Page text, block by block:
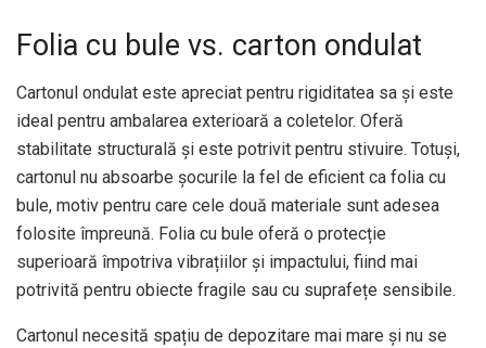
Folia cu bule vs. carton ondulat
Cartonul ondulat este apreciat pentru rigiditatea sa și este
ideal pentru ambalarea exterioară a coletelor. Oferă
stabilitate structurală și este potrivit pentru stivuire. Totuși,
cartonul nu absoarbe șocurile la fel de eficient ca folia cu
bule, motiv pentru care cele două materiale sunt adesea
folosite împreună. Folia cu bule oferă o protecție
superioară împotriva vibrațiilor și impactului, fiind mai
potrivită pentru obiecte fragile sau cu suprafețe sensibile.
Cartonul necesită spațiu de depozitare mai mare și nu se